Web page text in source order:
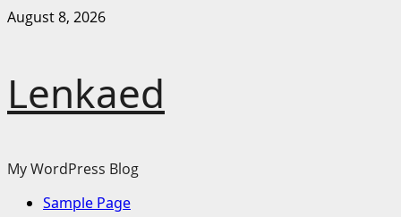
Skip
August 8, 2026
Lenkaed
My WordPress Blog
PrimarySample Page